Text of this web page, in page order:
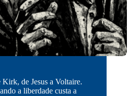
de Jesus a Voltaire.
a liberdade custa a